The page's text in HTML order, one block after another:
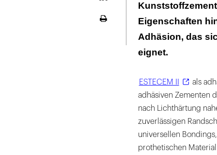
Eigenschaften
Adhäsion, das
eignet.
ESTECEM II
als
adhäsiven Zementen
nach Lichthärtung
zuverlässigen
universellen
prothetischen